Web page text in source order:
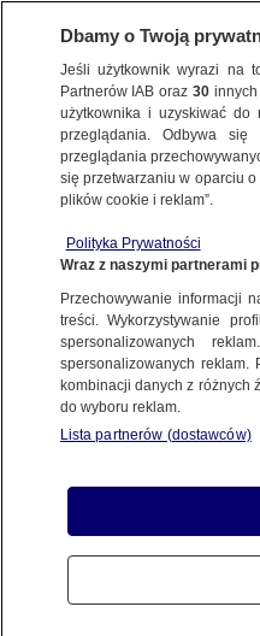
ŚWIAT
przejęte w
16.11.2019, 07:21
Udostępnij
Dbamy o Twoją
Jeśli użytkownik wyrazi na
Partnerów IAB oraz30
użytkownika i uzyskiwać do
przeglądania. Odbywa
przeglądania
się przetwarzaniu w oparciu
plików cookie i reklam”.
Polityka Prywatności
Wraz z naszymi partnerami
Przechowywanie informacji
treści. Wykorzystywanie
spersonalizowanych
spersonalizowanych reklam.
kombinacji danych z różnych
do wyboru reklam.
Lista partnerów (dostawców)